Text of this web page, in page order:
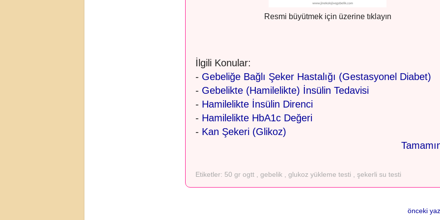
Resmi büyütmek için üzerine tıklayın
İlgili Konular:
- Gebeliğe Bağlı Şeker Hastalığı (Gestasyonel Diabet)
- Gebelikte (Hamilelikte) İnsülin Tedavisi
- Hamilelikte İnsülin Direnci
- Hamilelikte HbA1c Değeri
- Kan Şekeri (Glikoz)
Etiketler: 50 gr ogtt gebelik glukoz yükleme testi şekerli su testi
önceki